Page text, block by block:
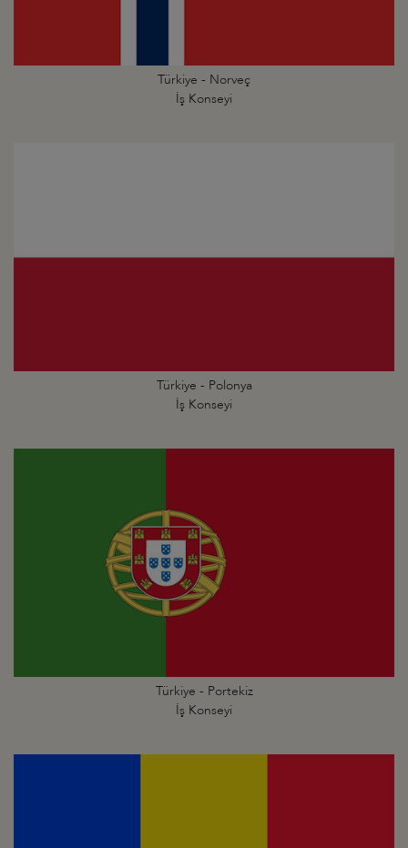
Türkiye - Norveç
İş Konseyi
Türkiye - Polonya
İş Konseyi
Türkiye - Portekiz
İş Konseyi